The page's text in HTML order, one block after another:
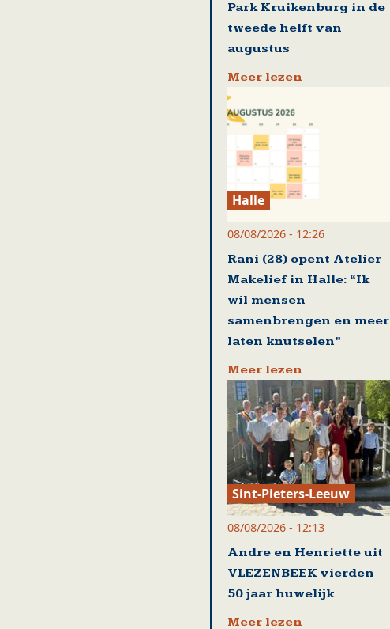
Park Kruikenburg in de
tweede helft van
augustus
Meer lezen
Halle
08/08/2026 - 12:26
Rani (28) opent Atelier
Makelief in Halle: “Ik
wil mensen
samenbrengen en meer
laten knutselen”
Meer lezen
Sint-Pieters-Leeuw
08/08/2026 - 12:13
Andre en Henriette uit
VLEZENBEEK vierden
50 jaar huwelijk
Meer lezen